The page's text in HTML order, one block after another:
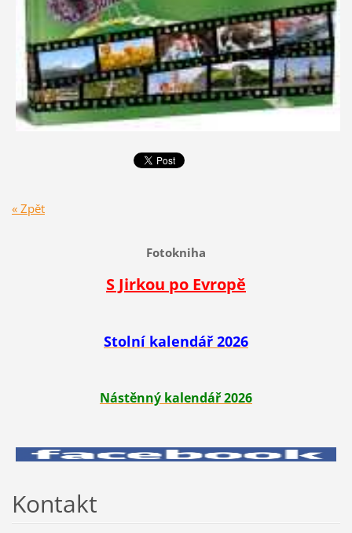
« Zpět
Fotokniha
S Jirkou po Evropě
Stolní kalendář 2026
Nástěnný kalendář 2026
Kontakt